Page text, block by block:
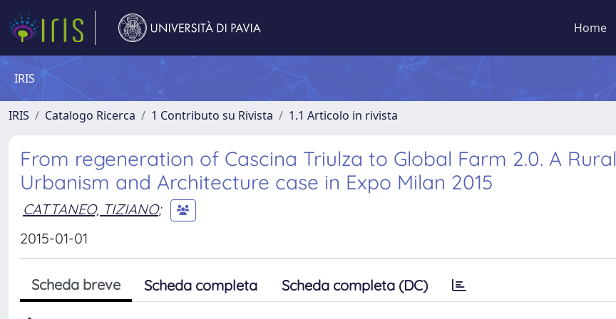
Home
IRIS
IRIS Catalogo Ricerca 1 Contributo su Rivista 1.1 Articolo in rivista
From regeneration of Cascina Triulza to Global Farm 2.0. A Rural
Urbanism and Architecture case in Expo Milan 2015
CATTANEO, TIZIANO;
2015-01-01
Scheda breve Scheda completa Scheda completa (DC)